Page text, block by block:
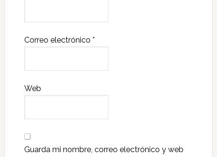
Correo electrónico *
Web
Guarda mi nombre, correo electrónico y web